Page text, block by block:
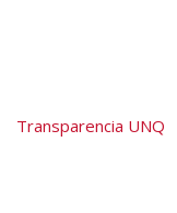
Transparencia UNQ